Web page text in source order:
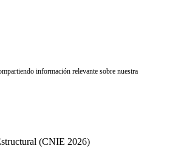
información relevante sobre nuestra
(CNIE 2026)